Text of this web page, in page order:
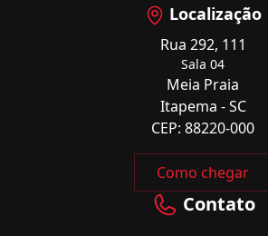
Localização
Rua 292, 111
Sala 04
Meia Praia
Itapema - SC
CEP: 88220-000
Como chegar
Contato